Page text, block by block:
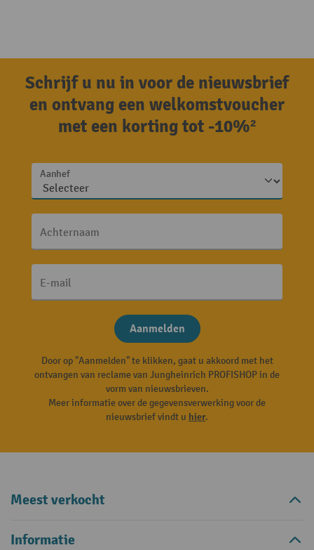
Schrijf u nu in voor de nieuwsbrief
en ontvang een welkomstvoucher
met een korting tot -10%²
Aanhef
Achternaam
E-mail
Aanmelden
Door op "Aanmelden" te klikken, gaat u akkoord met het
ontvangen van reclame van Jungheinrich PROFISHOP in de
vorm van nieuwsbrieven.
Meer informatie over de gegevensverwerking voor de
nieuwsbrief vindt u hier.
Meest verkocht
Informatie